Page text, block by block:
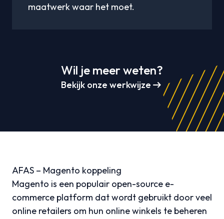
maatwerk waar het moet.
Wil je meer weten?
Bekijk onze werkwijze arrow_right_alt
AFAS – Magento koppeling
Magento is een populair open-source e-
commerce platform dat wordt gebruikt door veel
online retailers om hun online winkels te beheren